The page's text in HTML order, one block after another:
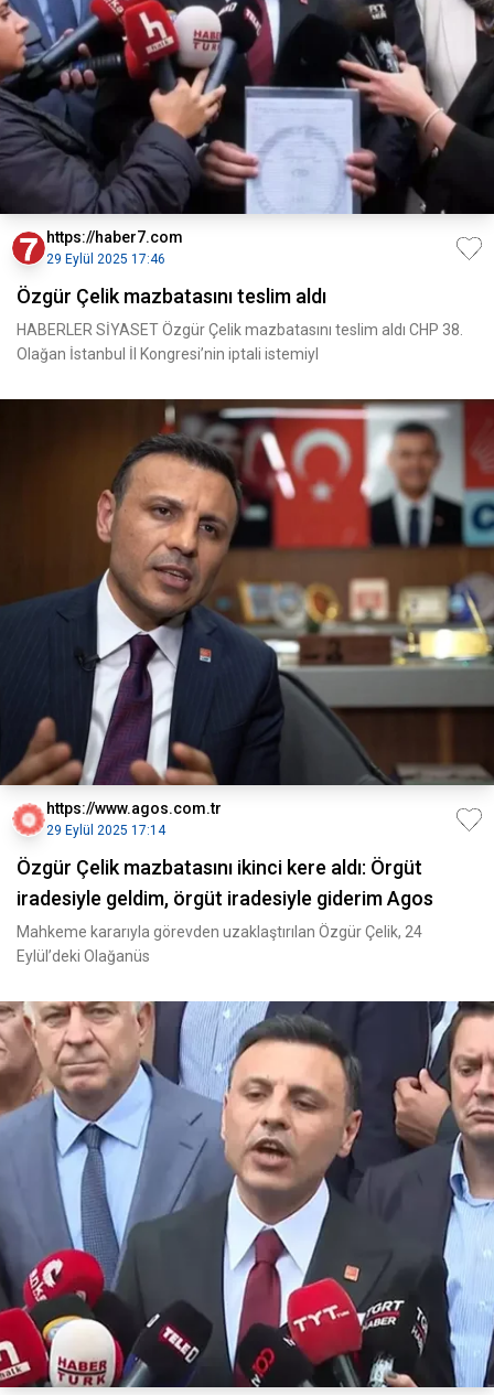
https://haber7.com
29 Eylül 2025 17:46
Özgür Çelik mazbatasını teslim aldı
HABERLER SİYASET Özgür Çelik mazbatasını teslim aldı CHP 38.
Olağan İstanbul İl Kongresi’nin iptali istemiyl
https://www.agos.com.tr
29 Eylül 2025 17:14
Özgür Çelik mazbatasını ikinci kere aldı: Örgüt
iradesiyle geldim, örgüt iradesiyle giderim Agos
Mahkeme kararıyla görevden uzaklaştırılan Özgür Çelik, 24
Eylül’deki Olağanüs